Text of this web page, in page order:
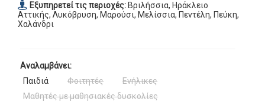
Εξυπηρετεί τις περιοχές: Βριλήσσια, Ηράκλειο
Αττικής, Λυκόβρυση, Μαρούσι, Μελίσσια, Πεντέλη, Πεύκη,
Χαλάνδρι
Αναλαμβάνει:
Παιδιά
Φοιτητές
Ενήλικες
Μαθητές με μαθησιακές δυσκολίες